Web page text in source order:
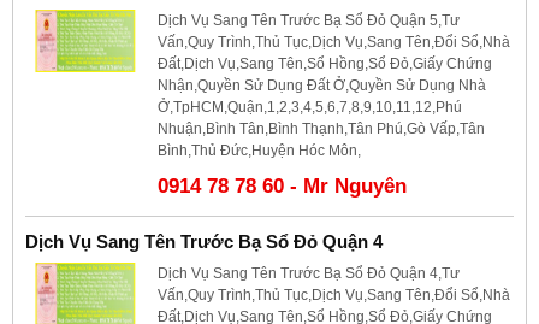
Dịch Vụ Sang Tên Trước Bạ Sổ Đỏ Quận 5,Tư
Vấn,Quy Trình,Thủ Tục,Dịch Vụ,Sang Tên,Đổi Sổ,Nhà
Đất,Dịch Vụ,Sang Tên,Sổ Hồng,Sổ Đỏ,Giấy Chứng
Nhận,Quyền Sử Dụng Đất Ở,Quyền Sử Dụng Nhà
Ở,TpHCM,Quận,1,2,3,4,5,6,7,8,9,10,11,12,Phú
Nhuận,Bình Tân,Bình Thạnh,Tân Phú,Gò Vấp,Tân
Bình,Thủ Đức,Huyện Hóc Môn,
0914 78 78 60 - Mr Nguyên
Dịch Vụ Sang Tên Trước Bạ Sổ Đỏ Quận 4
Dịch Vụ Sang Tên Trước Bạ Sổ Đỏ Quận 4,Tư
Vấn,Quy Trình,Thủ Tục,Dịch Vụ,Sang Tên,Đổi Sổ,Nhà
Đất,Dịch Vụ,Sang Tên,Sổ Hồng,Sổ Đỏ,Giấy Chứng